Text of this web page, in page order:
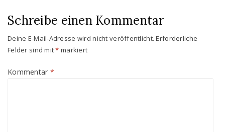
Schreibe einen Kommentar
Deine E-Mail-Adresse wird nicht veröffentlicht. Erforderliche
Felder sind mit* markiert
Kommentar *